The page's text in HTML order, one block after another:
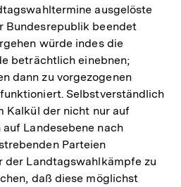
ausgelöste
Bundesrepublik beendet
würde indes die
beträchtlich einebnen;
dann zu vorgezogenen
Selbstverständlich
Kalkül der nicht nur auf
Landesebene nach
Parteien
der Landtagswahlkämpfe zu
daß diese möglichst